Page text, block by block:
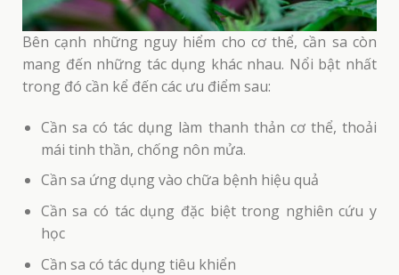
Bên cạnh những nguy hiểm cho cơ thể, cần sa còn
mang đến những tác dụng khác nhau. Nổi bật nhất
trong đó cần kể đến các ưu điểm sau:
Cần sa có tác dụng làm thanh thản cơ thể, thoải
mái tinh thần, chống nôn mửa.
Cần sa ứng dụng vào chữa bệnh hiệu quả
Cần sa có tác dụng đặc biệt trong nghiên cứu y
học
Cần sa có tác dụng tiêu khiển